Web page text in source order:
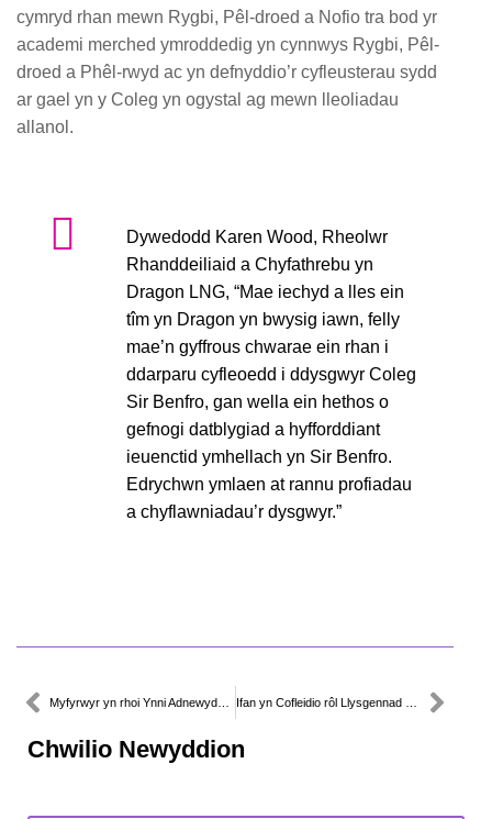
cymryd rhan mewn Rygbi, Pêl-droed a Nofio tra bod yr
academi merched ymroddedig yn cynnwys Rygbi, Pêl-
droed a Phêl-rwyd ac yn defnyddio’r cyfleusterau sydd
ar gael yn y Coleg yn ogystal ag mewn lleoliadau
allanol.
Dywedodd Karen Wood, Rheolwr
Rhanddeiliaid a Chyfathrebu yn
Dragon LNG, “Mae iechyd a lles ein
tîm yn Dragon yn bwysig iawn, felly
mae’n gyffrous chwarae ein rhan i
ddarparu cyfleoedd i ddysgwyr Coleg
Sir Benfro, gan wella ein hethos o
gefnogi datblygiad a hyfforddiant
ieuenctid ymhellach yn Sir Benfro.
Edrychwn ymlaen at rannu profiadau
a chyflawniadau’r dysgwyr.”
Chwilio Newyddion